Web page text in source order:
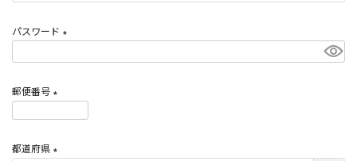
必
)
パスワード
郵便番号
須
都道府県